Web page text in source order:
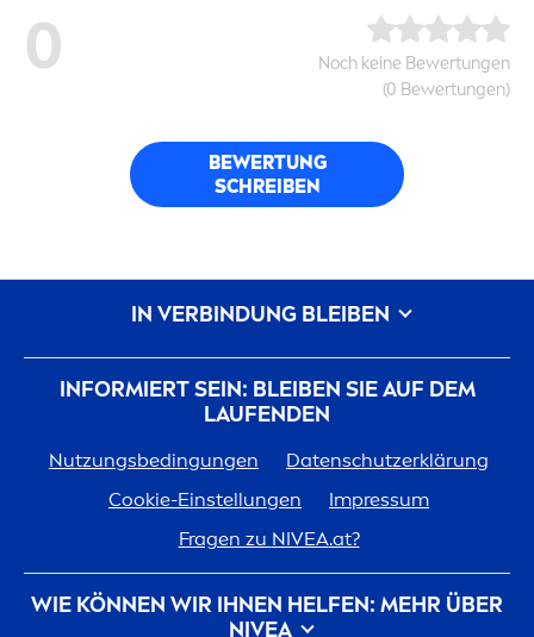
0
Noch keine Bewertungen
(0 Bewertungen)
BEWERTUNG
SCHREIBEN
INFORMIERT SEIN: BLEIBEN SIE AUF DEM
LAUFENDEN
Nutzungsbedingungen
Datenschutzerklärung
Cookie-Einstellungen
Impressum
Fragen zu NIVEA.at?
WIE KÖNNEN WIR IHNEN HELFEN: MEHR ÜBER
NIVEA
IN VERBINDUNG BLEIBEN